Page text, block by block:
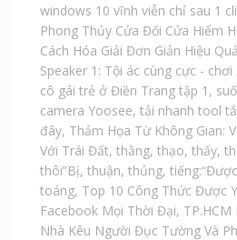
windows 10 vĩnh viễn chỉ sau 1
Phong Thủy Cửa Đối Cửa Hiểm
Cách Hóa Giải Đơn Giản Hiệu Quả
Speaker 1: Tội ác cùng cực -
cô gái trẻ ở Điền Trang tập 1 ,
camera Yoosee, tải nhanh tool
đây, Thảm Họa Từ Không Gian:
Với Trái Đất, thằng, thạo, thấy,
thôi”Bị, thuận, thủng, tiếng:“Được
toáng, Top 10 Công Thức Được
Facebook Mọi Thời Đại,
Nhà Kêu Người Đục Tường Và